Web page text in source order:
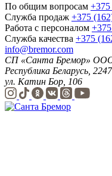
По общим вопросам +375
Служба продаж +375
Работа с персоналом
Служба качества +375
info@bremor.com
СП «Санта Бремор»
Республика Беларусь,
ул. Катин Бор, 106